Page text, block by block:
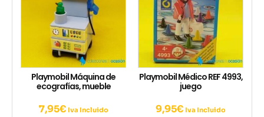
Playmobil Máquina de
ecografías, mueble
7,95€ Iva Incluido
Playmobil Médico REF 4993,
juego
9,95€ Iva Incluido